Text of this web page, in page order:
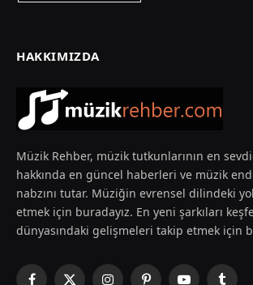
HAKKIMIZDA
Müzik Rehber, müzik tutkunlarının en
hakkında en güncel haberleri ve müzik
nabzını tutar. Müziğin evrensel dilindeki
etmek için buradayız. En yeni şarkıları
dünyasındaki gelişmeleri takip etmek için